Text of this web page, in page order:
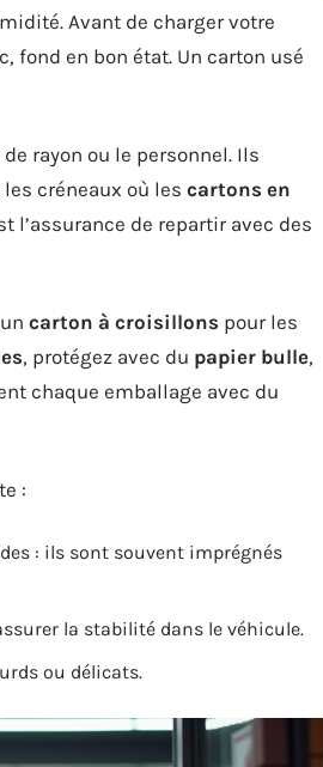
Avant de charger votre
fond en bon état. Un carton usé
rayon ou le personnel. Ils
créneaux où les cartons en
l’assurance de repartir avec des
carton à croisillons pour les
, protégez avec du papier bulle,
chaque emballage avec du
:
: ils sont souvent imprégnés
la stabilité dans le véhicule.
ou délicats.